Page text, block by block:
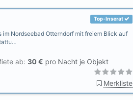
Top-Inserat
Nordseebad Otterndorf mit freiem Blick auf
ab: 30 € pro Nacht je Objekt
Merkliste